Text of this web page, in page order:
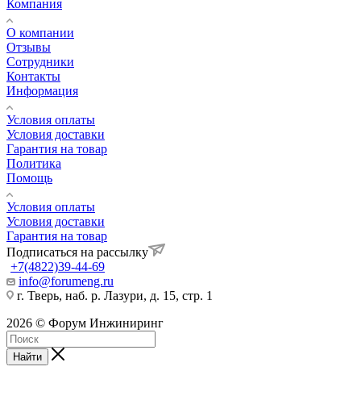
Компания
О компании
Отзывы
Сотрудники
Контакты
Информация
Условия оплаты
Условия доставки
Гарантия на товар
Политика
Помощь
Условия оплаты
Условия доставки
Гарантия на товар
Подписаться на рассылку
+7(4822)39-44-69
info@forumeng.ru
г. Тверь, наб. р. Лазури, д. 15, стр. 1
2026 © Форум Инжиниринг
Найти